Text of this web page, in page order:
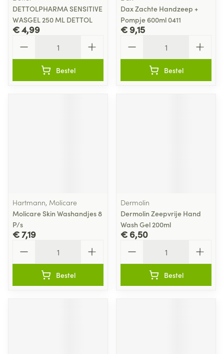
DETTOLPHARMA SENSITIVE
WASGEL 250 ML DETTOL
€ 4,99
Bestel
Dax Zachte Handzeep +
Pompje 600ml 0411
€ 9,15
Bestel
Hartmann, Molicare
Molicare Skin Washandjes 8
P/s
€ 7,19
Bestel
Dermolin
Dermolin Zeepvrije Hand
Wash Gel 200ml
€ 6,50
Bestel